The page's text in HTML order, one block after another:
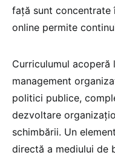
față sunt concentrate
online permite
Curriculumul acoperă
management
politici publice,
dezvoltare
schimbării. Un
directă a mediului de